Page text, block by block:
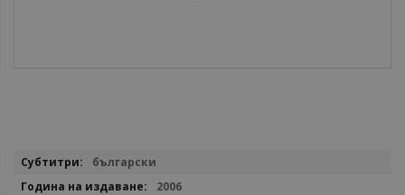
Повече
български
2006